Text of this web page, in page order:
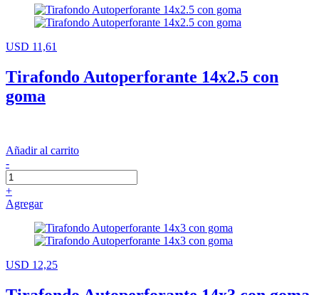
USD 11,61
Tirafondo Autoperforante 14x2.5 con
goma
Añadir al carrito
-
+
Agregar
USD 12,25